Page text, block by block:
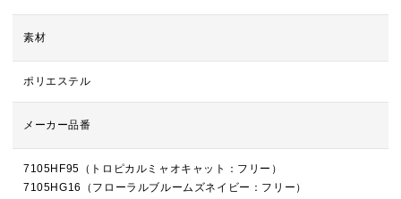
素材
ポリエステル
メーカー品番
7105HF95（トロピカルミャオキャット：フリー）
7105HG16（フローラルブルームズネイビー：フリー）